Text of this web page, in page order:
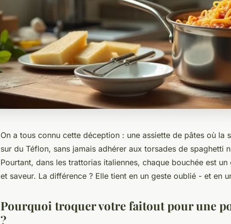
On a tous connu cette déception : une assiette de pâtes où la
sur du Téflon, sans jamais adhérer aux torsades de spaghetti
Pourtant, dans les trattorias italiennes, chaque bouchée est
et saveur. La différence ? Elle tient en un geste oublié - et en
Pourquoi troquer votre faitout pour une
?